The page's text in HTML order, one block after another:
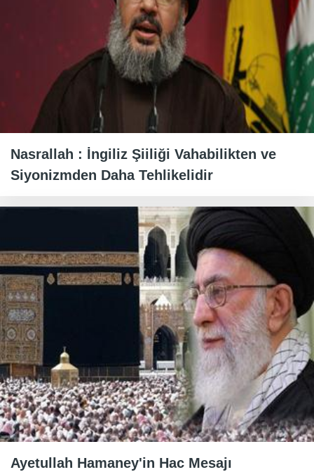
Nasrallah : İngiliz Şiiliği Vahabilikten ve
Siyonizmden Daha Tehlikelidir
Ayetullah Hamaney'in Hac Mesajı